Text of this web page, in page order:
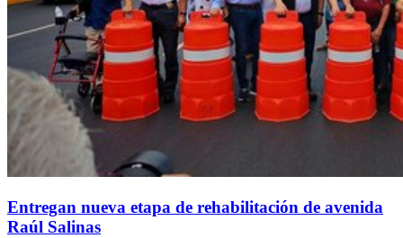
Entregan nueva etapa de rehabilitación de avenida
Raúl Salinas